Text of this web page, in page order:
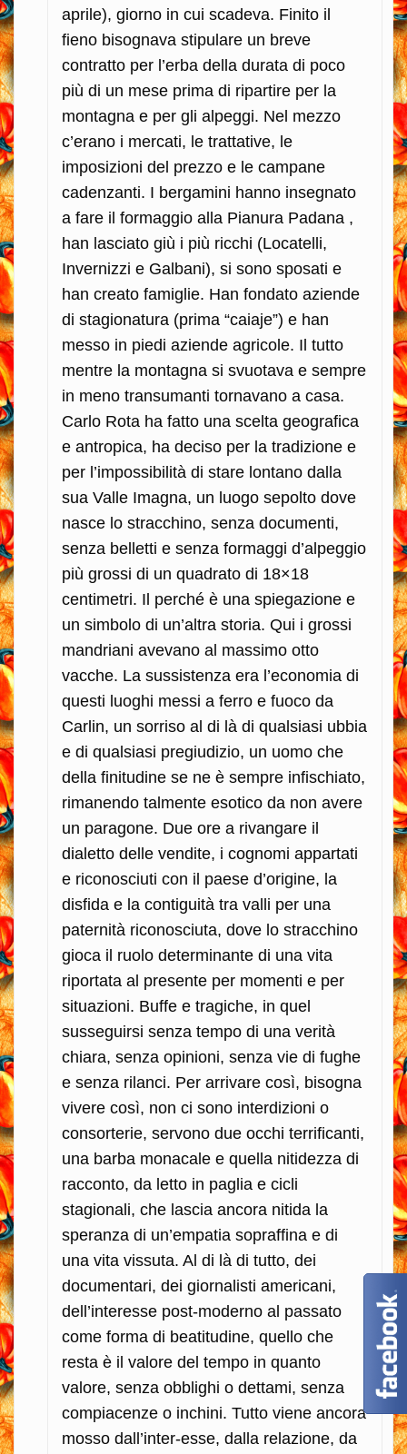
aprile), giorno in cui scadeva. Finito il
fieno bisognava stipulare un breve
contratto per l’erba della durata di poco
più di un mese prima di ripartire per la
montagna e per gli alpeggi. Nel mezzo
c’erano i mercati, le trattative, le
imposizioni del prezzo e le campane
cadenzanti. I bergamini hanno insegnato
a fare il formaggio alla Pianura Padana ,
han lasciato giù i più ricchi (Locatelli,
Invernizzi e Galbani), si sono sposati e
han creato famiglie. Han fondato aziende
di stagionatura (prima “caiaje”) e han
messo in piedi aziende agricole. Il tutto
mentre la montagna si svuotava e sempre
in meno transumanti tornavano a casa.
Carlo Rota ha fatto una scelta geografica
e antropica, ha deciso per la tradizione e
per l’impossibilità di stare lontano dalla
sua Valle Imagna, un luogo sepolto dove
nasce lo stracchino, senza documenti,
senza belletti e senza formaggi d’alpeggio
più grossi di un quadrato di 18×18
centimetri. Il perché è una spiegazione e
un simbolo di un’altra storia. Qui i grossi
mandriani avevano al massimo otto
vacche. La sussistenza era l’economia di
questi luoghi messi a ferro e fuoco da
Carlin, un sorriso al di là di qualsiasi ubbia
e di qualsiasi pregiudizio, un uomo che
della finitudine se ne è sempre infischiato,
rimanendo talmente esotico da non avere
un paragone. Due ore a rivangare il
dialetto delle vendite, i cognomi appartati
e riconosciuti con il paese d’origine, la
disfida e la contiguità tra valli per una
paternità riconosciuta, dove lo stracchino
gioca il ruolo determinante di una vita
riportata al presente per momenti e per
situazioni. Buffe e tragiche, in quel
susseguirsi senza tempo di una verità
chiara, senza opinioni, senza vie di fughe
e senza rilanci. Per arrivare così, bisogna
vivere così, non ci sono interdizioni o
consorterie, servono due occhi terrificanti,
una barba monacale e quella nitidezza di
racconto, da letto in paglia e cicli
stagionali, che lascia ancora nitida la
speranza di un’empatia sopraffina e di
una vita vissuta. Al di là di tutto, dei
documentari, dei giornalisti americani,
dell’interesse post-moderno al passato
come forma di beatitudine, quello che
resta è il valore del tempo in quanto
valore, senza obblighi o dettami, senza
compiacenze o inchini. Tutto viene ancora
mosso dall’inter-esse, dalla relazione, da